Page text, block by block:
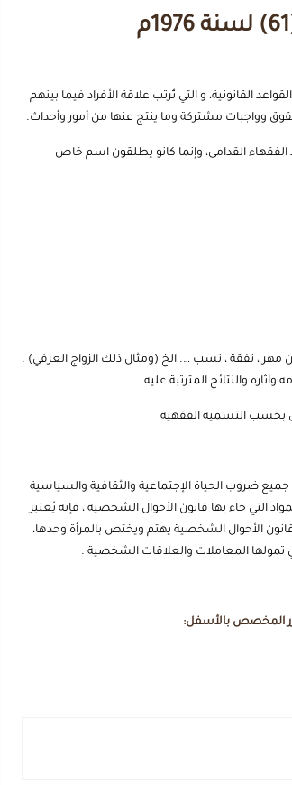
القانونية، و التي تُرتب علاقة الأفراد فيما بينهم
وواجبات مشتركة وما ينتج عنها من أمور وأحداث.
القدامى، وإنما كانو يطلقون اسم خاص
مهر ، نفقة ، نسب …. الخ (ومثال ذلك الزواج العرفي) .
والنتائج المترتبة عليه.
بحسب التسمية الفقهية
ضروب الحياة الإجتماعية والثقافية والسياسية
التي جاء بها قانون الأحوال الشخصية ، فإنه يُعتبر
الأحوال الشخصية يهتم ويختص بالمرأة وحدها،
تمولها المعاملات والعلاقات الشخصية .